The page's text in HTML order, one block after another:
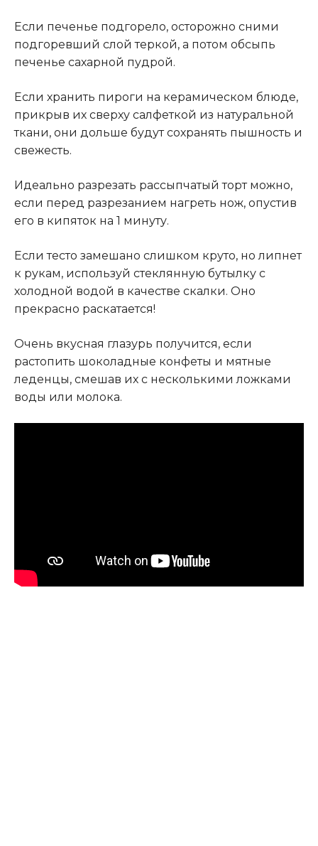
Если печенье подгорело, осторожно сними
подгоревший слой теркой, а потом обсыпь
печенье сахарной пудрой.
Если хранить пироги на керамическом блюде,
прикрыв их сверху салфеткой из натуральной
ткани, они дольше будут сохранять пышность и
свежесть.
Идеально разрезать рассыпчатый торт можно,
если перед разрезанием нагреть нож, опустив
его в кипяток на 1 минуту.
Если тесто замешано слишком круто, но липнет
к рукам, используй стеклянную бутылку с
холодной водой в качестве скалки. Оно
прекрасно раскатается!
Очень вкусная глазурь получится, если
растопить шоколадные конфеты и мятные
леденцы, смешав их с несколькими ложками
воды или молока.